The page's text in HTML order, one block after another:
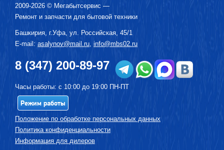
2009-2026 © Мегабытсервис —
Ремонт и запчасти для бытовой техники
Башкирия, г.Уфа, ул. Российская, 45/1
E-mail: asalynov@mail.ru, info@mbs02.ru
8 (347) 200-89-97
Часы работы: с 10:00 до 19:00 ПН-ПТ
Режим работы
Положение по обработке персональных данных
Политика конфиденциальности
Информация для дилеров